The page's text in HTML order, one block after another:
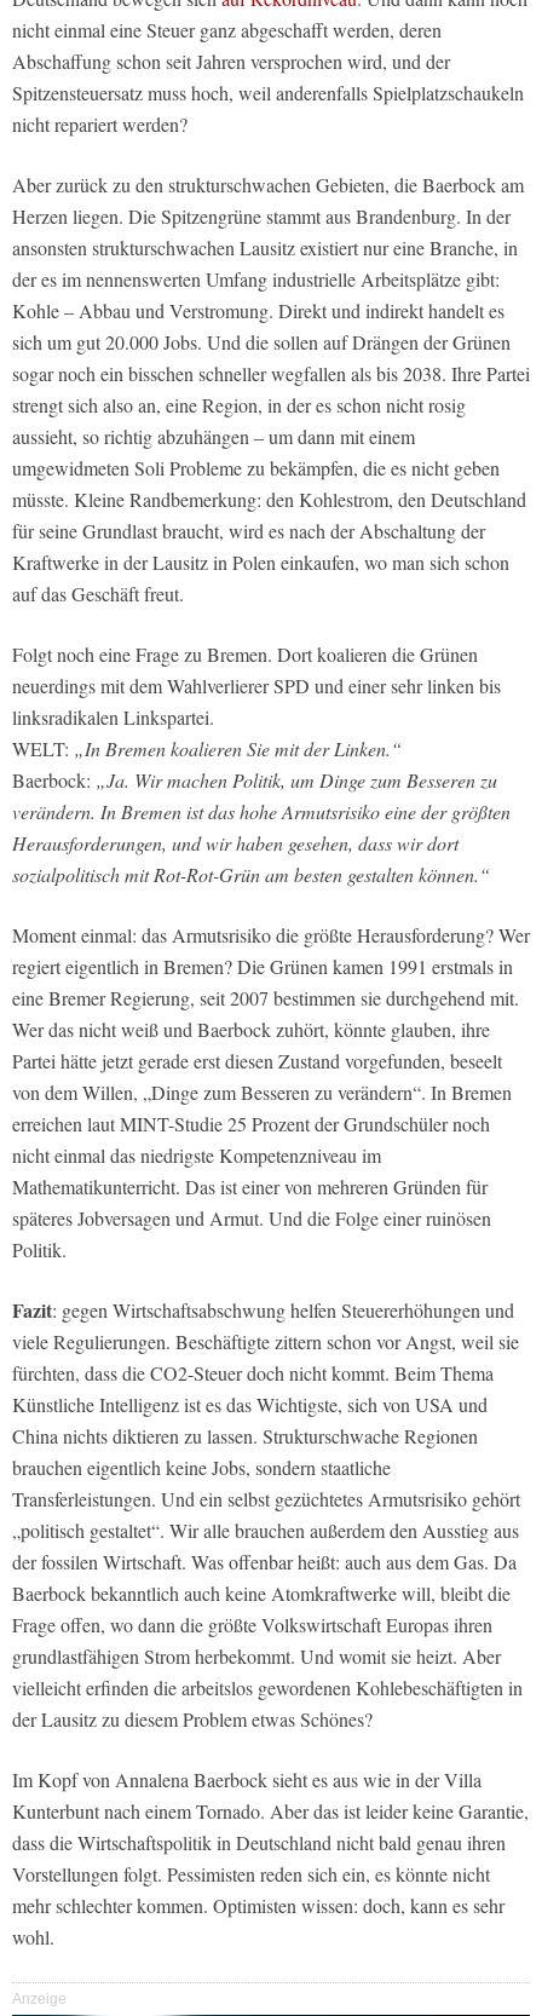
nicht einmal eine Steuer ganz abgeschafft werden, deren
Abschaffung schon seit Jahren versprochen wird, und der
Spitzensteuersatz muss hoch, weil anderenfalls Spielplatzschaukeln
nicht repariert werden?
Aber zurück zu den strukturschwachen Gebieten, die Baerbock am
Herzen liegen. Die Spitzengrüne stammt aus Brandenburg. In der
ansonsten strukturschwachen Lausitz existiert nur eine Branche, in
der es im nennenswerten Umfang industrielle Arbeitsplätze gibt:
Kohle – Abbau und Verstromung. Direkt und indirekt handelt es
sich um gut 20.000 Jobs. Und die sollen auf Drängen der Grünen
sogar noch ein bisschen schneller wegfallen als bis 2038. Ihre Partei
strengt sich also an, eine Region, in der es schon nicht rosig
aussieht, so richtig abzuhängen – um dann mit einem
umgewidmeten Soli Probleme zu bekämpfen, die es nicht geben
müsste. Kleine Randbemerkung: den Kohlestrom, den Deutschland
für seine Grundlast braucht, wird es nach der Abschaltung der
Kraftwerke in der Lausitz in Polen einkaufen, wo man sich schon
auf das Geschäft freut.
Folgt noch eine Frage zu Bremen. Dort koalieren die Grünen
neuerdings mit dem Wahlverlierer SPD und einer sehr linken bis
linksradikalen Linkspartei.
WELT: „In Bremen koalieren Sie mit der Linken.“
Baerbock: „Ja. Wir machen Politik, um Dinge zum Besseren zu
verändern. In Bremen ist das hohe Armutsrisiko eine der größten
Herausforderungen, und wir haben gesehen, dass wir dort
sozialpolitisch mit Rot-Rot-Grün am besten gestalten können.“
Moment einmal: das Armutsrisiko die größte Herausforderung? Wer
regiert eigentlich in Bremen? Die Grünen kamen 1991 erstmals in
eine Bremer Regierung, seit 2007 bestimmen sie durchgehend mit.
Wer das nicht weiß und Baerbock zuhört, könnte glauben, ihre
Partei hätte jetzt gerade erst diesen Zustand vorgefunden, beseelt
von dem Willen, „Dinge zum Besseren zu verändern“. In Bremen
erreichen laut MINT-Studie 25 Prozent der Grundschüler noch
nicht einmal das niedrigste Kompetenzniveau im
Mathematikunterricht. Das ist einer von mehreren Gründen für
späteres Jobversagen und Armut. Und die Folge einer ruinösen
Politik.
Fazit: gegen Wirtschaftsabschwung helfen Steuererhöhungen und
viele Regulierungen. Beschäftigte zittern schon vor Angst, weil sie
fürchten, dass die CO2-Steuer doch nicht kommt. Beim Thema
Künstliche Intelligenz ist es das Wichtigste, sich von USA und
China nichts diktieren zu lassen. Strukturschwache Regionen
brauchen eigentlich keine Jobs, sondern staatliche
Transferleistungen. Und ein selbst gezüchtetes Armutsrisiko gehört
„politisch gestaltet“. Wir alle brauchen außerdem den Ausstieg aus
der fossilen Wirtschaft. Was offenbar heißt: auch aus dem Gas. Da
Baerbock bekanntlich auch keine Atomkraftwerke will, bleibt die
Frage offen, wo dann die größte Volkswirtschaft Europas ihren
grundlastfähigen Strom herbekommt. Und womit sie heizt. Aber
vielleicht erfinden die arbeitslos gewordenen Kohlebeschäftigten in
der Lausitz zu diesem Problem etwas Schönes?
Im Kopf von Annalena Baerbock sieht es aus wie in der Villa
Kunterbunt nach einem Tornado. Aber das ist leider keine Garantie,
dass die Wirtschaftspolitik in Deutschland nicht bald genau ihren
Vorstellungen folgt. Pessimisten reden sich ein, es könnte nicht
mehr schlechter kommen. Optimisten wissen: doch, kann es sehr
wohl.
Anzeige